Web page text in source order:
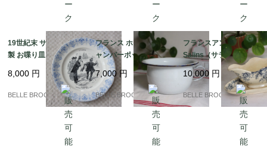
19世紀末 サルグミンヌ
製 お喋り皿「Légume
s / OIGNONS（玉ね
ぎ）」フランスアンテ
ィーク プレート｜フラ
ンス発送（到着まで2-3
8,000 円
BELLE BROCANTE
フランス ホーロー製チ
ャンバーポット 白×ネ
イビー 持ち手付き ポッ
ト 蚤の市｜フランス発
送（到着まで2-3週間）
7,000 円
BELLE BROCANTE
フランスアンティーク
Salins（サラン）窯 勿
忘草とガーランドのソ
ーシエール / ブルー 19
00年代初頭｜フランス
発送（到着まで2-3週
10,000 円
BELLE BROCANTE